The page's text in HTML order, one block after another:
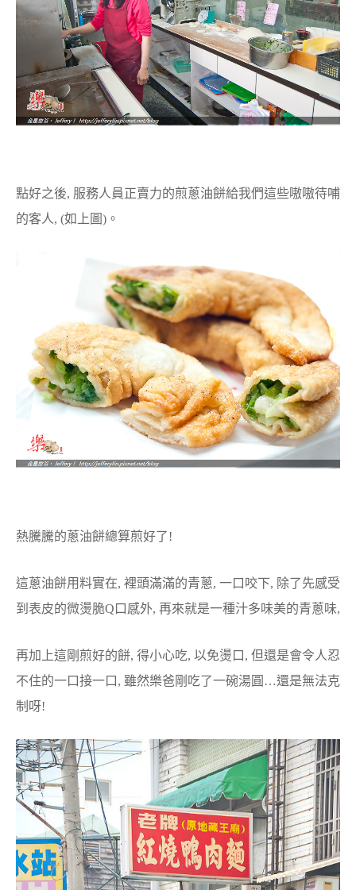
點好之後, 服務人員正賣力的煎蔥油餅給我們這些嗷嗷待哺
的客人, (如上圖)。
熱騰騰的蔥油餅總算煎好了!
這蔥油餅用料實在, 裡頭滿滿的青蔥, 一口咬下, 除了先感受
到表皮的微燙脆Q口感外, 再來就是一種汁多味美的青蔥味,
再加上這剛煎好的餅, 得小心吃, 以免燙口, 但還是會令人忍
不住的一口接一口, 雖然樂爸剛吃了一碗湯圓…還是無法克
制呀!